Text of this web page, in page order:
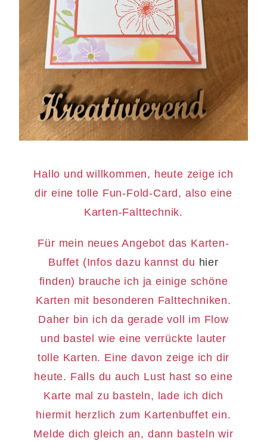
Hallo und willkommen, heute zeige ich
dir eine tolle Fun-Fold-Card, also eine
Karten-Falttechnik.
Für mein neues Angebot das Karten-
Buffet (Infos dazu kannst du hier
finden) brauche ich ja einige schöne
Karten mit besonderen Falttechniken.
Daher bin ich da gerade voll im Flow
und bastel wie eine verrückte lauter
tolle Karten. Eine davon zeige ich dir
heute. Falls du auch Lust hast so eine
Karte mal zu basteln, lade ich dich
hiermit herzlich zum Kartenbuffet ein.
Melde dich gleich an, dann basteln wir